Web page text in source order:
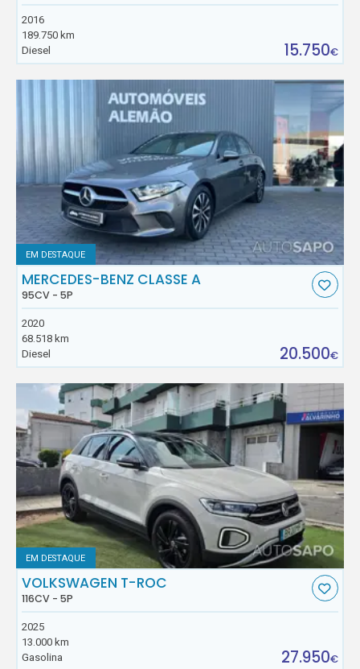
2016
189.750 km
Diesel
15.750€
EM DESTAQUE
MERCEDES-BENZ CLASSE A
95CV - 5P
2020
68.518 km
Diesel
20.500€
EM DESTAQUE
VOLKSWAGEN T-ROC
116CV - 5P
2025
13.000 km
Gasolina
27.950€